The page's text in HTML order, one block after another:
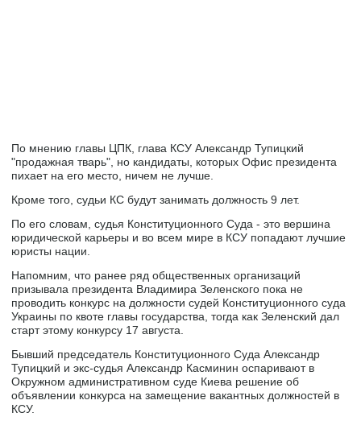
По мнению главы ЦПК, глава КСУ Александр Тупицкий
"продажная тварь", но кандидаты, которых Офис президента
пихает на его место, ничем не лучше.
Кроме того, судьи КС будут занимать должность 9 лет.
По его словам, судья Конституционного Суда - это вершина
юридической карьеры и во всем мире в КСУ попадают лучшие
юристы нации.
Напомним, что ранее ряд общественных организаций
призывала президента Владимира Зеленского пока не
проводить конкурс на должности судей Конституционного суда
Украины по квоте главы государства, тогда как Зеленский дал
старт этому конкурсу 17 августа.
Бывший председатель Конституционного Суда Александр
Тупицкий и экс-судья Александр Касминин оспаривают в
Окружном административном суде Киева решение об
объявлении конкурса на замещение вакантных должностей в
КСУ.